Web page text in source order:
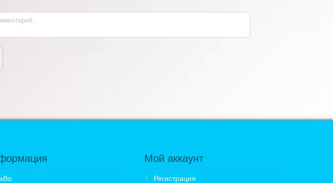
Мой аккаунт
Регистрация